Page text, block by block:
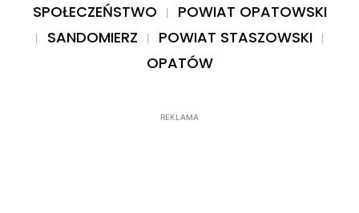
SPOŁECZEŃSTWO
POWIAT OPATOWSKI
SANDOMIERZ
POWIAT STASZOWSKI
OPATÓW
REKLAMA